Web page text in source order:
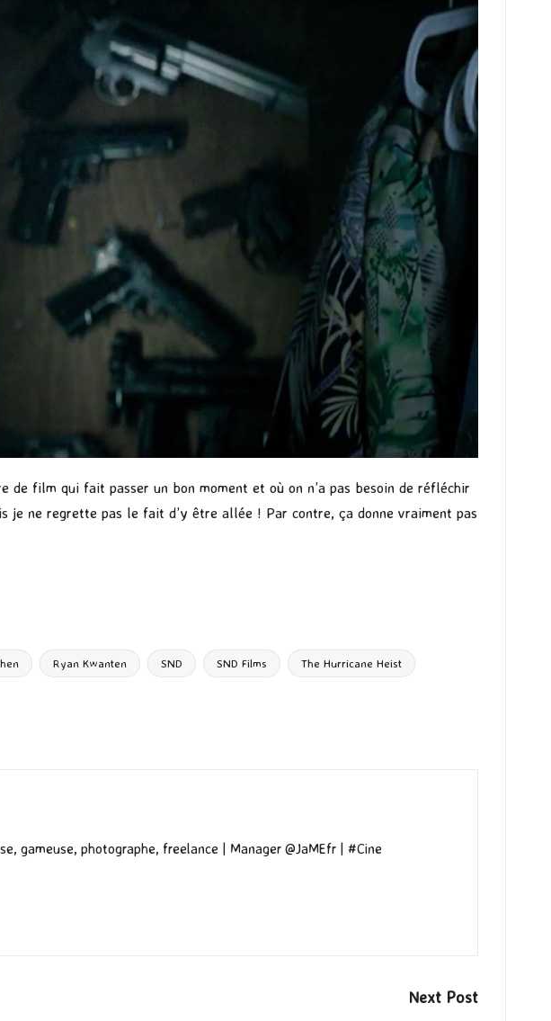
de film qui fait passer un bon moment et où on n’a pas besoin de réfléchir
je ne regrette pas le fait d’y être allée ! Par contre, ça donne vraiment pas
Ryan Kwanten SND SND Films The Hurricane Heist
gameuse, photographe, freelance | Manager @JaMEfr | #Cine
Next Post